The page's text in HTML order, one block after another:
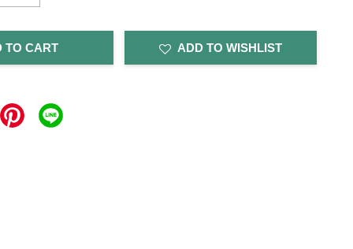
TO CART ADD TO WISHLIST